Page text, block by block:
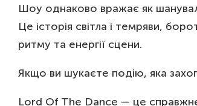
Шоу однаково вражає як
Це історія світла і темряви,
ритму та енергії сцени.
Якщо ви шукаєте подію, яка
Lord Of The Dance — це справжнє